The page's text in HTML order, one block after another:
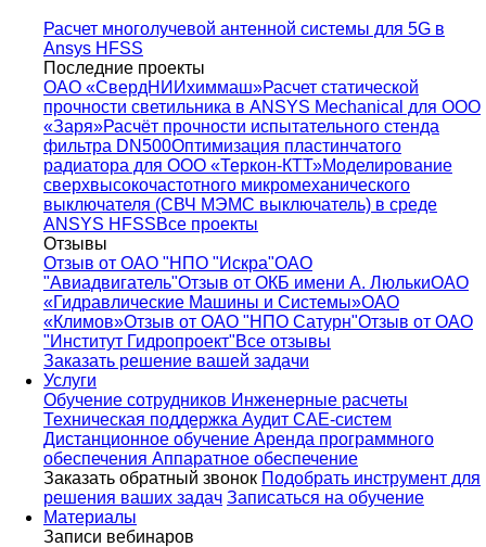
Расчет многолучевой антенной системы для 5G в
Ansys HFSS
Последние проекты
ОАО «СвердНИИхиммаш»Расчет статической
прочности светильника в ANSYS Mechanical для ООО
«Заря»Расчёт прочности испытательного стенда
фильтра DN500Оптимизация пластинчатого
радиатора для ООО «Теркон-КТТ»Моделирование
сверхвысокочастотного микромеханического
выключателя (СВЧ МЭМС выключатель) в среде
ANSYS HFSSВсе проекты
Отзывы
Отзыв от ОАО "НПО "Искра"ОАО
"Авиадвигатель"Отзыв от ОКБ имени А. ЛюлькиОАО
«Гидравлические Машины и Системы»ОАО
«Климов»Отзыв от ОАО "НПО Сатурн"Отзыв от ОАО
"Институт Гидропроект"Все отзывы
Заказать решение вашей задачи
Услуги
Обучение сотрудников Инженерные расчеты
Техническая поддержка Аудит CAE-систем
Дистанционное обучение Аренда программного
обеспечения Аппаратное обеспечение
Заказать обратный звонок Подобрать инструмент для
решения ваших задач Записаться на обучение
Материалы
Записи вебинаров